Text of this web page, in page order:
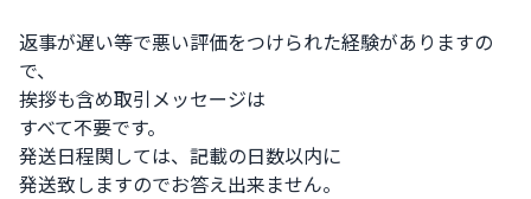
返事が遅い等で悪い評価をつけられた経験がありますの
で、
挨拶も含め取引メッセージは
すべて不要です。
発送日程関しては、記載の日数以内に
発送致しますのでお答え出来ません。